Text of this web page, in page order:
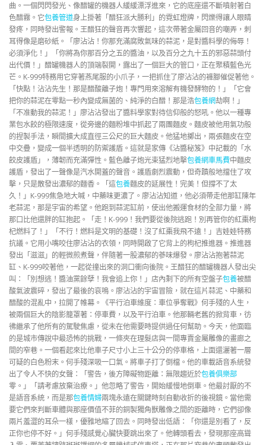
曲。一個閃閃發光、像醋罐的機器人緩緩漂浮進來，它的底座還不斷噴射著白
色醋霧。它包養管道身上掛著「醋狂派大勝利」的霓虹燈牌，閃爍得讓人眼睛
發疼，同時發出警報。王醋狂的聲音再次響起，這次帶著金屬回音的嘲弄，刺
耳得像是磨砂紙。「廖沾沾！你那充滿腐敗氣味的蒜泥，是對醬料學的侮辱！
必須淨化！」「你將為你那百分之五的醬油，以及百分之九十五的邪惡蒜頭付
出代價！」醋罐機器人的頂端裂開，露出了一個巨大的管口，正在聚積藍色光
芒。K-999特務用它穿著燕尾服的小爪子，一把抓住了廖沾沾的褲腳催促著他。
「快點！沾沾先生！那是醋酸離子炮！專門用來溶解有機發酵物的！」「它會
把你的蒜泥在零點一秒內變成無菌的、純淨的白醋！那是浩包養網劫啊！」
「不准動我的蒜泥！」廖沾沾發出了醬料學家對待信仰般的怒吼。他以一種專
業包水餃的極限速度，從旁邊的麵粉堆中抓起了兩團麵皮。麵皮被他用氣功般
的捏製手法，瞬間擴大成直徑三公尺的巨大麵皮。他猛地擲出，兩張麵皮在空
中交疊，變成一個半透明的防禦護盾。這就是家傳《沾醬秘笈》中記載的「水
餃皮護盾」，薄韌而充滿彈性。藍色離子炮光束猛烈地擊包養網車馬費中麵皮
護盾，發出了一聲像是汽水開蓋的聲音。護盾劇烈震動，但奇蹟般地擋住了攻
擊，只是散發出濃郁的麵香。「這包養麵皮的延展性！完美！但撐不了太
久！」K-999焦急地大喊，中藥味更濃了。廖沾沾知道，他必須帶走他那缸陳年
老蒜泥，那是宇宙的希望。他跑到蒜泥缸前，使出他搬運食材的全部力量，將
那口比他還胖的缸抱起。「走！K-999！我們要從後院逃跑！別再管你的紅棗枸
杞燃料了！」「不行！燃料是文明的基礎！沒了紅棗我飛不遠！」吉娃娃特務
抗議。它用小嘴咬住廖沾沾的衣領，同時開啟了它背上的枸杞推進器。推進器
發出「滋滋」的輕微煎煮聲，伴隨著一股濃郁的蔘味爆發。廖沾沾抱著蒜泥
缸、K-999咬著他，一起從撞出來的洞口衝向後院。王醋狂的醋罐機器人發出尖
叫：「別想逃！醬油黨餘孽！我會追上你！」店內剩下的所有空盤子包養被醋
酸氣波震碎，發出了最後的哀鳴。廖沾沾的宇宙冒險，就在這片蒜泥、中藥和
醋酸的混亂中，拉開了帷幕。《平行泊車維度：車位爭奪戰》何手殘的人生，
被兩個巨大的陰影籠罩著：停車費，以及平行泊車。他那輛老舊的掀背車，彷
彿繼承了他所有的駕駛焦慮，從未在他需要時提供過任何幫助。今天，他面臨
的是城市傳說中最恐怖的挑戰，一條夾在理髮店與一間專賣金屬雕像的畫廊之
間的窄巷。一個看起來比他車子尺寸小上三十公分的停車格，上面還灑著一層
可疑的白色粉末。何手殘深吸一口氣。將車子打了倒檔。他的車載語音系統發
出了令人不快的女聲：「警告，後方障礙物距離：無限趨近於包養俱樂部
零。」「請考慮放棄治療。」他忽略了警告，開始緩慢地倒車。他最討厭的不
是語音系統，而是那包養情婦兩塊永遠在關鍵時刻自動收折的後視鏡。當他需
要它們來判斷車體與那座價值不菲的銅製獨角獸雕像之間的距離時，它們卻像
兩片羞澀的耳朵一樣，優雅地縮了回去。同時發出低語：「你還是別看了，反
正你也停不好。」何手殘感覺心臟快要跳出來了。他轉頭看去，發現那座高聳